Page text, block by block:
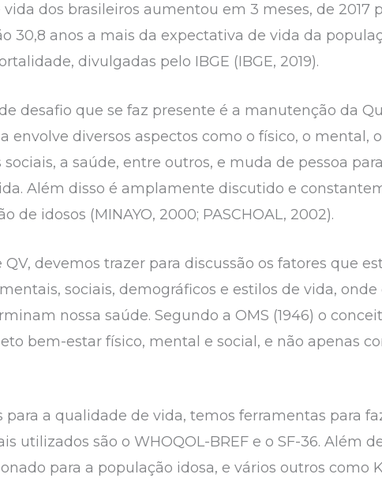
dos brasileiros aumentou em 3 meses, de 2017
30,8 anos a mais da expectativa de vida da
divulgadas pelo IBGE (IBGE, 2019).
desafio que se faz presente é a manutenção da
envolve diversos aspectos como o físico, o mental,
a saúde, entre outros, e muda de pessoa
Além disso é amplamente discutido e
de idosos (MINAYO, 2000; PASCHOAL, 2002).
QV, devemos trazer para discussão os fatores que
sociais, demográficos e estilos de vida,
nossa saúde. Segundo a OMS (1946) o
bem-estar físico, mental e social, e não apenas
para a qualidade de vida, temos ferramentas para
utilizados são o WHOQOL-BREF e o SF-36. Além
para a população idosa, e vários outros como